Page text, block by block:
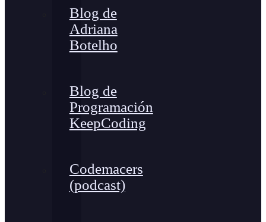
Blog de
Adriana
Botelho
Blog de
Programación
KeepCoding
Codemacers
(podcast)